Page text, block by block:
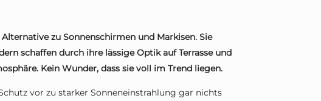
zu Sonnenschirmen und Markisen. Sie
schaffen durch ihre lässige Optik auf Terrasse und
Kein Wunder, dass sie voll im Trend liegen.
vor zu starker Sonneneinstrahlung gar nichts